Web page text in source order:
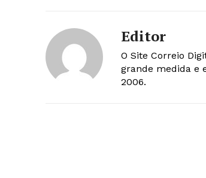
Editor
O Site Correio
grande medida e
2006.